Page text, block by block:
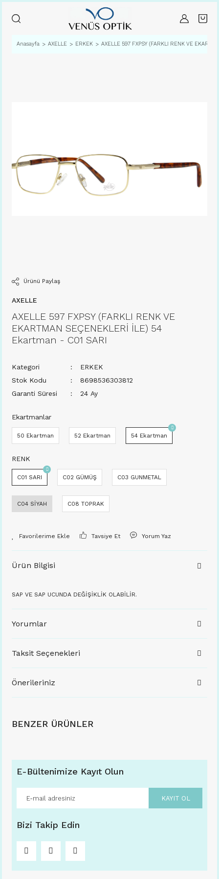
Anasayfa AXELLE ERKEK AXELLE 597 FXPSY (FARKLI RENK VE
Ürünü Paylaş
AXELLE
AXELLE 597 FXPSY (FARKLI RENK VE
EKARTMAN SEÇENEKLERİ İLE) 54
Ekartman - C01 SARI
Kategori
ERKEK
Stok Kodu
8698536303812
Garanti Süresi
24 Ay
Ekartmanlar
50 Ekartman 52 Ekartman 54 Ekartman
RENK
C01 SARI C02 GÜMÜŞ C03 GUNMETAL
C04 SİYAH C08 TOPRAK
Tavsiye Et Yorum Yaz
Ürün Bilgisi
SAP VE SAP UCUNDA DEĞİŞİKLİK OLABİLİR.
Yorumlar
Taksit Seçenekleri
Önerileriniz
BENZER ÜRÜNLER
E-Bültenimize Kayıt Olun
KAYIT OL
Bizi Takip Edin